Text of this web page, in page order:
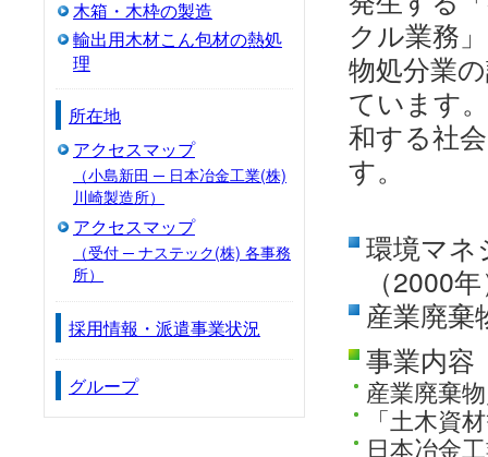
クル業務
物処分業
ています
和する社
す。
環境マネ
（2000
産業廃棄
事業内容
産業廃棄
「土木資
日本冶金
木箱・木枠の製造
輸出用木材こん包材の熱処
理
所在地
アクセスマップ
（小島新田 ─ 日本冶金工業(株)
川崎製造所）
アクセスマップ
（受付 ─ ナステック(株) 各事務
所）
採用情報・派遣事業状況
グループ